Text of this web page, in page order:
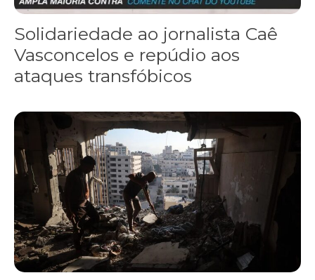
Solidariedade ao jornalista Caê
Vasconcelos e repúdio aos
ataques transfóbicos
“Funeral para toda Gaza” — enquanto o Conselho da Paz